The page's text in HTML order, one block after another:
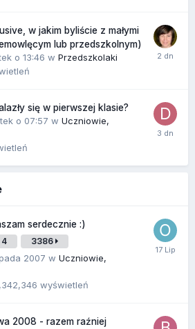
w jakim byliście z małymi
lub przedszkolnym)
o 13:46 w Przedszkolaki
się w pierwszej klasie?
o 07:57 w Uczniowie,
serdecznie :)
4 3386
2007 w Uczniowie,
wyświetleń
2008 - razem raźniej